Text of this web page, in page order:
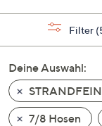
nach
und
nach
unten
oder
wischen
Filter
Deine Auswahl:
STRANDFEIN
7/8 Hosen